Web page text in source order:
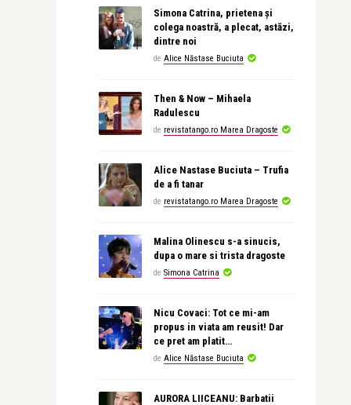
Simona Catrina, prietena și
colega noastră, a plecat, astăzi,
dintre noi
de Alice Năstase Buciuta
Then & Now – Mihaela
Radulescu
de revistatango.ro Marea Dragoste
Alice Nastase Buciuta – Trufia
de a fi tanar
de revistatango.ro Marea Dragoste
Malina Olinescu s-a sinucis,
dupa o mare si trista dragoste
de Simona Catrina
Nicu Covaci: Tot ce mi-am
propus in viata am reusit! Dar
ce pret am platit…
de Alice Năstase Buciuta
AURORA LIICEANU: Barbatii